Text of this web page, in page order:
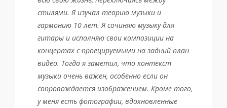
стилями. Я изучал теорию музыки и
гармонию 10 лет. Я сочиняю музыку для
гитары и исполняю свои композиции на
концертах с проецируемыми на задний план
видео. Тогда я заметил, что контекст
музыки очень важен, особенно если он
сопровождается изображением. Кроме того,
у меня есть фотографии, вдохновленные